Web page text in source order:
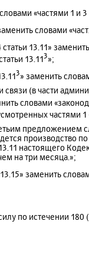
«частями 1 и 3
словами
13.11»
13.113»;
3» заменить
связи (в части
словами
частями 1
производство
настоящего
на три месяца.»;
заменить
по истечении